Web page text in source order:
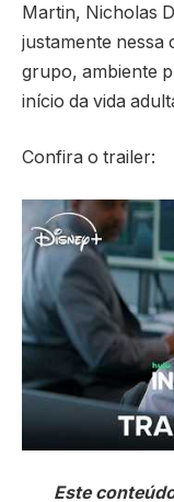
Martin, Nicholas
justamente nessa
grupo, ambiente
início da vida
Confira o trailer:
Este